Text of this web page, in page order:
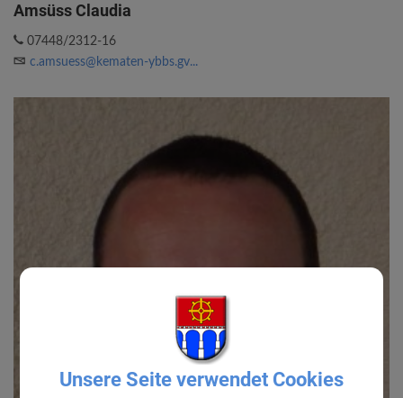
Amsüss Claudia
07448/2312-16
c.amsuess@kematen-ybbs.gv...
Unsere Seite verwendet Cookies